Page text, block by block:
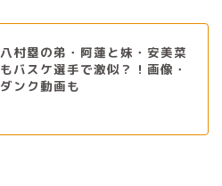
八村塁の弟・阿蓮と妹・安美菜
もバスケ選手で激似？！画像・
ダンク動画も